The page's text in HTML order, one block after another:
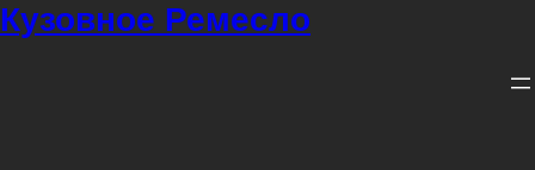
Кузовное Ремесло